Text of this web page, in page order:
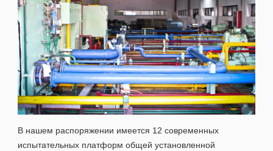
В нашем распоряжении имеется 12 современных
испытательных платформ общей установленной